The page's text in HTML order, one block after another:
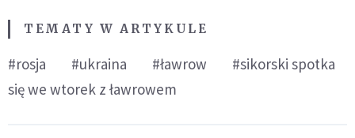
TEMATY W ARTYKULE
#rosja #ukraina #ławrow
#sikorski spotka
się we wtorek z ławrowem